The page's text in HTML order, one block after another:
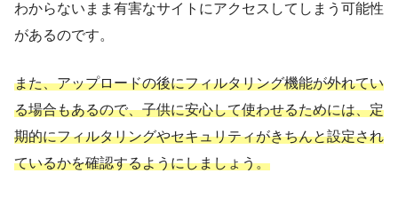
わからないまま有害なサイトにアクセスしてしまう可能性
があるのです。
また、アップロードの後にフィルタリング機能が外れてい
る場合もあるので、子供に安心して使わせるためには、定
期的にフィルタリングやセキュリティがきちんと設定され
ているかを確認するようにしましょう。